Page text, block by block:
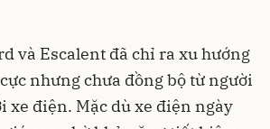
và Escalent đã chỉ ra xu hướng
nhưng chưa đồng bộ từ người
xe điện. Mặc dù xe điện ngày